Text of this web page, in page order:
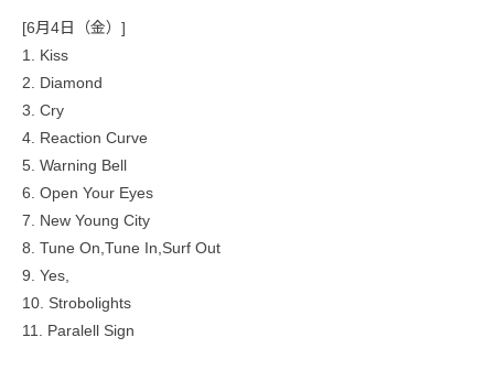
[6月4日（金）]
1. Kiss
2. Diamond
3. Cry
4. Reaction Curve
5. Warning Bell
6. Open Your Eyes
7. New Young City
8. Tune On,Tune In,Surf Out
9. Yes,
10. Strobolights
11. Paralell Sign